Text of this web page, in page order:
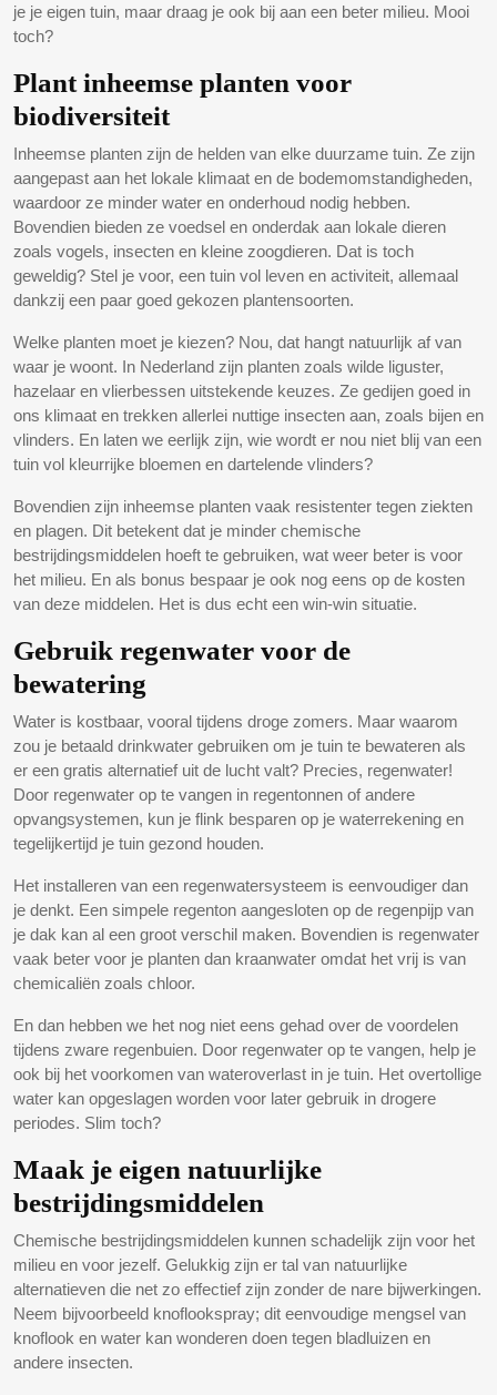
je je eigen tuin, maar draag je ook bij aan een beter milieu. Mooi
toch?
Plant inheemse planten voor
biodiversiteit
Inheemse planten zijn de helden van elke duurzame tuin. Ze zijn
aangepast aan het lokale klimaat en de bodemomstandigheden,
waardoor ze minder water en onderhoud nodig hebben.
Bovendien bieden ze voedsel en onderdak aan lokale dieren
zoals vogels, insecten en kleine zoogdieren. Dat is toch
geweldig? Stel je voor, een tuin vol leven en activiteit, allemaal
dankzij een paar goed gekozen plantensoorten.
Welke planten moet je kiezen? Nou, dat hangt natuurlijk af van
waar je woont. In Nederland zijn planten zoals wilde liguster,
hazelaar en vlierbessen uitstekende keuzes. Ze gedijen goed in
ons klimaat en trekken allerlei nuttige insecten aan, zoals bijen en
vlinders. En laten we eerlijk zijn, wie wordt er nou niet blij van een
tuin vol kleurrijke bloemen en dartelende vlinders?
Bovendien zijn inheemse planten vaak resistenter tegen ziekten
en plagen. Dit betekent dat je minder chemische
bestrijdingsmiddelen hoeft te gebruiken, wat weer beter is voor
het milieu. En als bonus bespaar je ook nog eens op de kosten
van deze middelen. Het is dus echt een win-win situatie.
Gebruik regenwater voor de
bewatering
Water is kostbaar, vooral tijdens droge zomers. Maar waarom
zou je betaald drinkwater gebruiken om je tuin te bewateren als
er een gratis alternatief uit de lucht valt? Precies, regenwater!
Door regenwater op te vangen in regentonnen of andere
opvangsystemen, kun je flink besparen op je waterrekening en
tegelijkertijd je tuin gezond houden.
Het installeren van een regenwatersysteem is eenvoudiger dan
je denkt. Een simpele regenton aangesloten op de regenpijp van
je dak kan al een groot verschil maken. Bovendien is regenwater
vaak beter voor je planten dan kraanwater omdat het vrij is van
chemicaliën zoals chloor.
En dan hebben we het nog niet eens gehad over de voordelen
tijdens zware regenbuien. Door regenwater op te vangen, help je
ook bij het voorkomen van wateroverlast in je tuin. Het overtollige
water kan opgeslagen worden voor later gebruik in drogere
periodes. Slim toch?
Maak je eigen natuurlijke
bestrijdingsmiddelen
Chemische bestrijdingsmiddelen kunnen schadelijk zijn voor het
milieu en voor jezelf. Gelukkig zijn er tal van natuurlijke
alternatieven die net zo effectief zijn zonder de nare bijwerkingen.
Neem bijvoorbeeld knoflookspray; dit eenvoudige mengsel van
knoflook en water kan wonderen doen tegen bladluizen en
andere insecten.